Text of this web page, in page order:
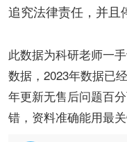
追究法律责任，并且
此数据为科研老师一
数据，2023年数据已
年更新无售后问题百
错，资料准确能用最关